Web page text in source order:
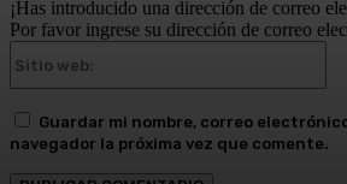
¡Has introducido una dirección de correo
Por favor ingrese su dirección de correo
Guardar mi nombre, correo
navegador la próxima vez que comente.